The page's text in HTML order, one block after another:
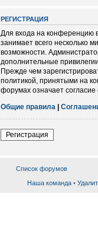
РЕГИСТРАЦИЯ
Для входа на конференцию
занимает всего несколько
возможности.
дополнительные
Прежде чем
политикой, принятыми на
форумах означает согласие
Общие правила |
Регистрация
Список форумов
Наша команда •